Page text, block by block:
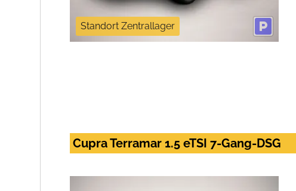
Standort Zentrallager
Cupra Terramar 1.5 eTSI 7-Gang-DSG